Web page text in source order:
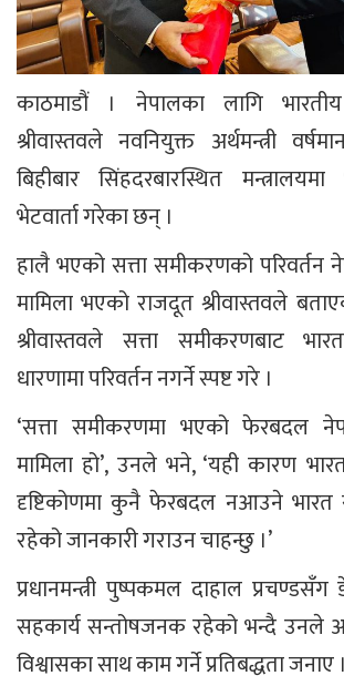
काठमाडौं । नेपालका लागि
श्रीवास्तवले नवनियुक्त अर्थमन्त्री
बिहीबार सिंहदरबारस्थित
भेटवार्ता गरेका छन् ।
हालै भएको सत्ता समीकरणको परिवर्तन
मामिला भएको राजदूत श्रीवास्तवले
श्रीवास्तवले सत्ता समीकरणबाट
धारणामा परिवर्तन नगर्ने स्पष्ट गरे ।
‘सत्ता समीकरणमा भएको फेरबदल
मामिला हो’, उनले भने, ‘यही कारण
दृष्टिकोणमा कुनै फेरबदल नआउने भारत
रहेको जानकारी गराउन चाहन्छु ।’
प्रधानमन्त्री पुष्पकमल दाहाल प्रचण्डसँग
सहकार्य सन्तोषजनक रहेको भन्दै उनले
विश्वासका साथ काम गर्ने प्रतिबद्धता जनाए ।